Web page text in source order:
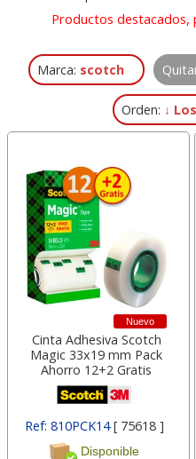
Productos destacados,
Marca: scotch
Orden: ↓
Nuevo
Cinta Adhesiva Scotch
Magic 33x19 mm Pack
Ahorro 12+2 Gratis
Ref: 810PCK14[ 75618 ]
Disponible